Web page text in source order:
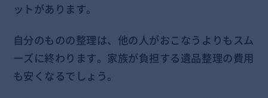
ットがあります。
自分のものの整理は、他の人がおこなうよりもスム
ーズに終わります。家族が負担する遺品整理の費用
も安くなるでしょう。